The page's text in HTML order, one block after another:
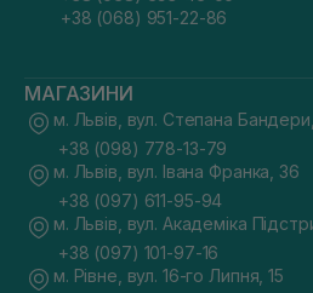
+38 (068) 951-22-86
МАГАЗИНИ
м. Львів, вул. Степана
+38 (098) 778-13-79
м. Львів, вул. Івана Франка, 36
+38 (097) 611-95-94
м. Львів, вул. Академіка
+38 (097) 101-97-16
м. Рівне, вул. 16-го Липня, 15